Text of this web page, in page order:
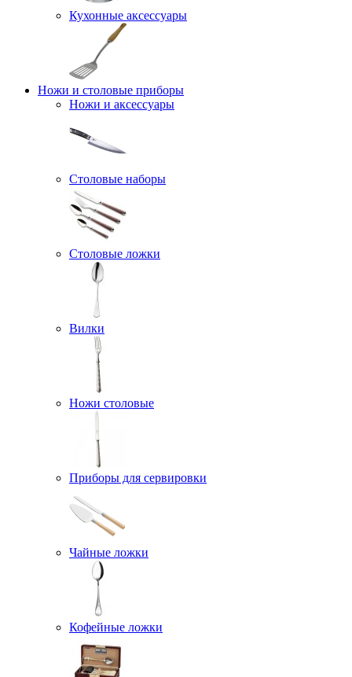
Кухонные аксессуары
Ножи и столовые приборы
Ножи и аксессуары
Столовые наборы
Столовые ложки
Вилки
Ножи столовые
Приборы для сервировки
Чайные ложки
Кофейные ложки